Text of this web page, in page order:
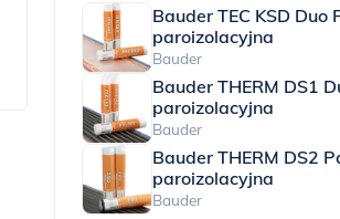
Bauder TEC KSD Duo
paroizolacyjna
Bauder
Bauder THERM DS1
paroizolacyjna
Bauder
Bauder THERM DS2
paroizolacyjna
Bauder